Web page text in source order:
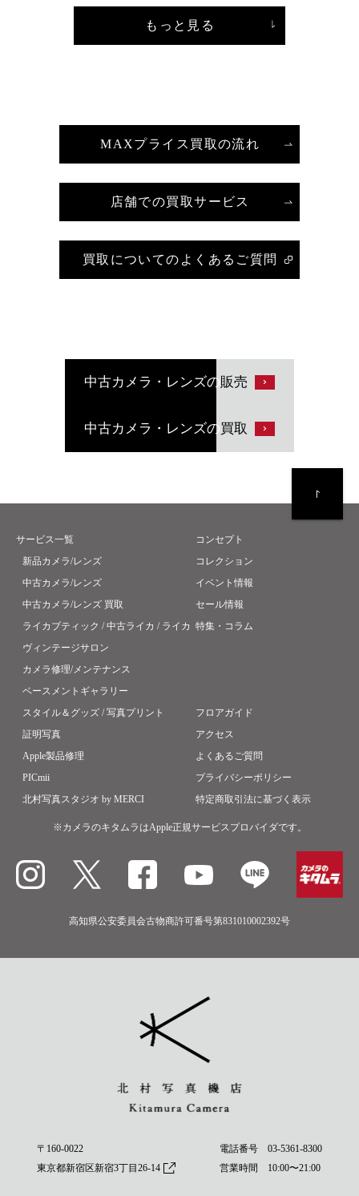
もっと見る
MAXプライス買取の流れ
店舗での買取サービス
買取についてのよくあるご質問
中古カメラ・レンズの販売
中古カメラ・レンズの買取
サービス一覧
新品カメラ/レンズ
中古カメラ/レンズ
中古カメラ/レンズ 買取
ライカブティック / 中古ライカ / ライカ
ヴィンテージサロン
カメラ修理/メンテナンス
ベースメントギャラリー
スタイル＆グッズ / 写真プリント
証明写真
Apple製品修理
PICmii
北村写真スタジオ by MERCI
コンセプト
コレクション
イベント情報
セール情報
特集・コラム
フロアガイド
アクセス
よくあるご質問
プライバシーポリシー
特定商取引法に基づく表示
※カメラのキタムラはApple正規サービスプロバイダです。
高知県公安委員会古物商許可番号第831010002392号
〒160-0022
東京都新宿区新宿3丁目26-14
電話番号 03-5361-8300
営業時間 10:00〜21:00